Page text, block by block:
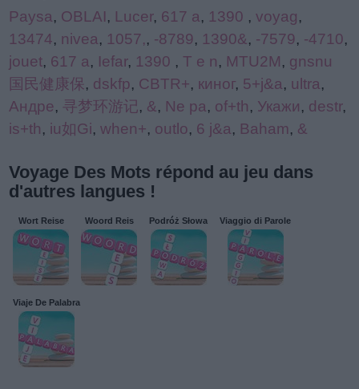
Paysa, OBLAI, Lucer, 617 a, 1390 , voyag,
13474, nivea, 1057,, -8789, 1390&, -7579, -4710,
jouet, 617 a, Iefar, 1390 , T e n, MTU2M, gnsnu
国民健康保, dskfp, CBTR+, киног, 5+j&a, ultra,
Андре, 寻梦环游记, &, Ne pa, of+th, Укажи, destr,
is+th, iu如Gi, when+, outlo, 6 j&a, Baham, &
Voyage Des Mots répond au jeu dans
d'autres langues !
Wort Reise Woord Reis Podróż Słowa Viaggio di Parole
Viaje De Palabra